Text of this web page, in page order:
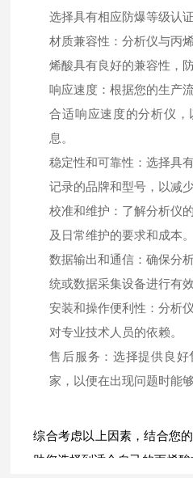
选择具有相应防爆等级认
材质兼容性：分析仪与丙
烯酸具有良好的兼容性，
响应速度：根据您的生产
合适响应速度的分析仪
息。
稳定性和可靠性：选择具
记录的品牌和型号，以减
校准和维护：了解分析仪
及日常维护的要求和成本。
数据输出和通信：确保分
统或数据采集设备进行有
安装和操作便利性：分析
对专业技术人员的依赖。
售后服务：选择提供良
家，以便在出现问题时能
综合考虑以上因素，结合您
助您选择到适合自己的丙烯酸